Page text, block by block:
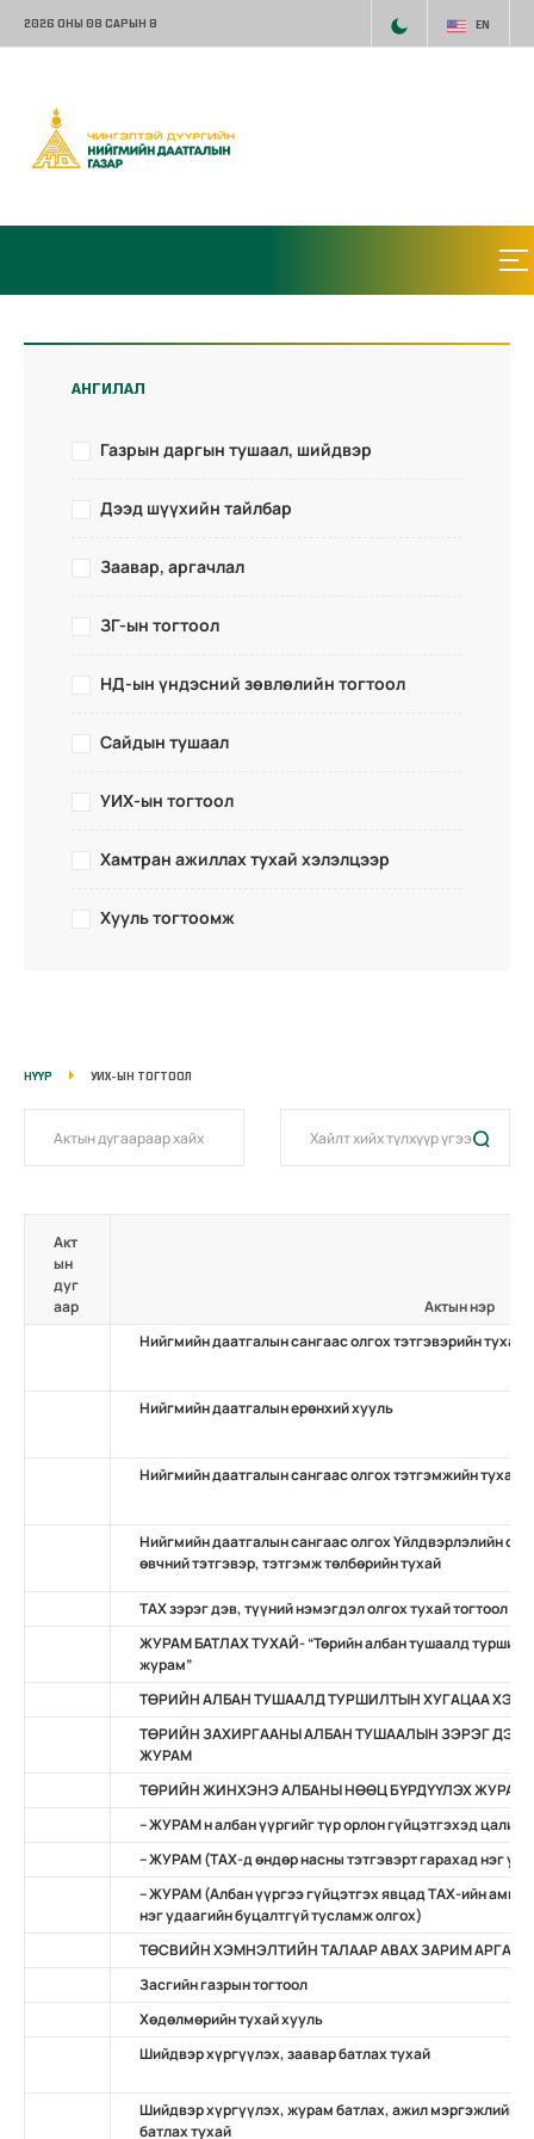
2026 ОНЫ 08 САРЫН 8 EN
АНГИЛАЛ
Газрын даргын тушаал, шийдвэр
Дээд шүүхийн тайлбар
Заавар, аргачлал
ЗГ-ын тогтоол
НД-ын үндэсний зөвлөлийн тогтоол
Сайдын тушаал
УИХ-ын тогтоол
Хамтран ажиллах тухай хэлэлцээр
Хууль тогтоомж
НҮҮР УИХ-ЫН ТОГТООЛ
Акт
ын
дуг
аар
Актын нэр
Нийгмийн даатгалын сангаас олгох тэтгэвэрийн тухай
Нийгмийн даатгалын ерөнхий хууль
Нийгмийн даатгалын сангаас олгох тэтгэмжийн тухай
Нийгмийн даатгалын сангаас олгох Үйлдвэрлэлийн
өвчний тэтгэвэр, тэтгэмж төлбөрийн тухай
ТАХ зэрэг дэв, түүний нэмэгдэл олгох тухай тогтоол
ЖУРАМ БАТЛАХ ТУХАЙ- “Төрийн албан тушаалд
журам”
ТӨРИЙН АЛБАН ТУШААЛД ТУРШИЛТЫН ХУГАЦАА
ТӨРИЙН ЗАХИРГААНЫ АЛБАН ТУШААЛЫН ЗЭРЭГ
ЖУРАМ
ТӨРИЙН ЖИНХЭНЭ АЛБАНЫ НӨӨЦ БҮРДҮҮЛЭХ ЖУРАМ
– ЖУРАМ н албан үүргийг түр орлон гүйцэтгэхэд
– ЖУРАМ (ТАХ-д өндөр насны тэтгэвэрт гарахад нэг
– ЖУРАМ (Албан үүргээ гүйцэтгэх явцад TAХ-ийн амь
нэг удаагийн буцалтгүй тусламж олгох)
ТӨСВИЙН ХЭМНЭЛТИЙН ТАЛААР АВАХ ЗАРИМ АРГА
Засгийн газрын тогтоол
Хөдөлмөрийн тухай хууль
Шийдвэр хүргүүлэх, заавар батлах тухай
Шийдвэр хүргүүлэх, журам батлах, ажил мэргэжлийн
батлах тухай